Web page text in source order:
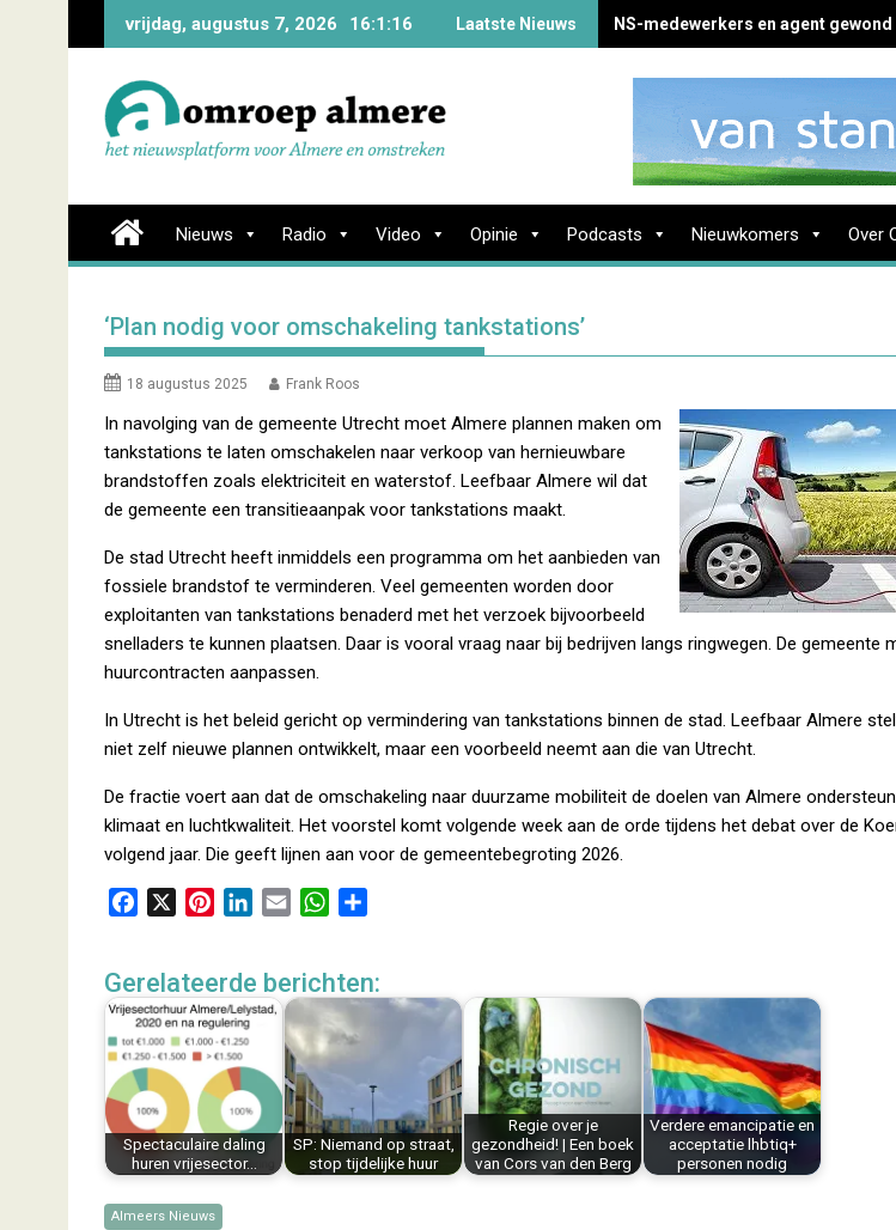
vrijdag, augustus 7, 2026 16:1:17 Laatste Nieuws NS-medewerkers en agent
Nieuws Radio Video Opinie Podcasts Nieuwkomers Over
‘Plan nodig voor omschakeling tankstations’
18 augustus 2025 Frank Roos
In navolging van de gemeente Utrecht moet Almere plannen maken om
tankstations te laten omschakelen naar verkoop van hernieuwbare
brandstoffen zoals elektriciteit en waterstof. Leefbaar Almere wil dat
de gemeente een transitieaanpak voor tankstations maakt.
De stad Utrecht heeft inmiddels een programma om het aanbieden van
fossiele brandstof te verminderen. Veel gemeenten worden door
exploitanten van tankstations benaderd met het verzoek bijvoorbeeld
snelladers te kunnen plaatsen. Daar is vooral vraag naar bij bedrijven langs ringwegen. De gemeente
huurcontracten aanpassen.
In Utrecht is het beleid gericht op vermindering van tankstations binnen de stad. Leefbaar Almere
niet zelf nieuwe plannen ontwikkelt, maar een voorbeeld neemt aan die van Utrecht.
De fractie voert aan dat de omschakeling naar duurzame mobiliteit de doelen van Almere
klimaat en luchtkwaliteit. Het voorstel komt volgende week aan de orde tijdens het debat over de
volgend jaar. Die geeft lijnen aan voor de gemeentebegroting 2026.
e
b
o
o
k
t
e
r
e
s
t
k
e
I
n
i
W
t
s
A
e
Gerelateerde berichten:
Spectaculaire daling
huren vrijesector…
SP: Niemand op straat,
stop tijdelijke huur
Regie over je
gezondheid! | Een boek
van Cors van den Berg
Verdere emancipatie en
acceptatie lhbtiq+
personen nodig
Almeers Nieuws